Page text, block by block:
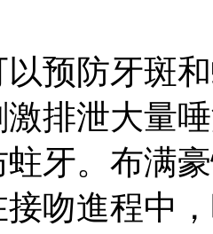
预防牙斑
排泄大量
蛀牙。布满
接吻進程中